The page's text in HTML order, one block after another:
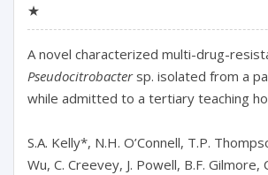
★
Pseudocitrobacter sp. isolated from a
while admitted to a tertiary teaching
S.A. Kelly*, N.H. O’Connell, T.P.
Wu, C. Creevey, J. Powell, B.F. Gilmore,